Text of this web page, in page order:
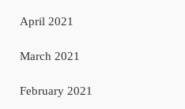
April 2021
March 2021
February 2021